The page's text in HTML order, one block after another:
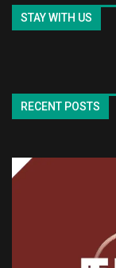
STAY WITH US
RECENT POSTS